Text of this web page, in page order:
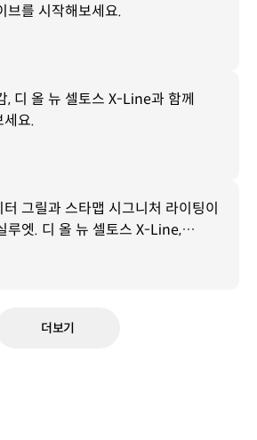
브를 시작해보세요.
, 디 올 뉴 셀토스 X-Line과 함께
세요.
그릴과 스타맵 시그니처 라이팅이
루엣. 디 올 뉴 셀토스 X-Line,
더보기